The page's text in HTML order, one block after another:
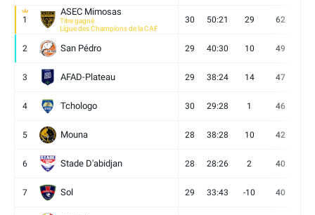
1
ASEC Mimosas
Titre gagné
Ligue des Champions de la CAF
30 50:21 29 62
2 San Pédro 29 40:30 10 49
3 AFAD-Plateau 29 38:24 14 47
4 Tchologo 30 29:28 1 46
5 Mouna 28 38:28 10 42
6 Stade D'abidjan 28 28:26 2 40
7 Sol 29 33:43 -10 40